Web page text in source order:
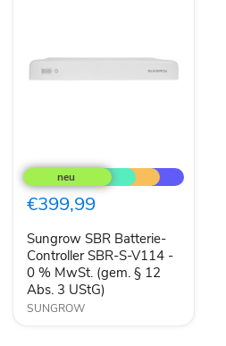
SBR
Batterie-
Controller
SBR-
V114
0
%
MwSt.
(gem.
€399,99
Sungrow SBR Batterie-
Controller SBR-S-V114 -
0 % MwSt. (gem. § 12
Abs. 3 UStG)
SUNGROW